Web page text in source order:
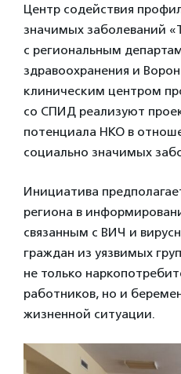
Центр содействия
значимых заболеваний
с региональным
здравоохранения и
клиническим центром
со СПИД реализуют
потенциала НКО в
социально значимых
Инициатива
региона в
связанным с ВИЧ и
граждан из уязвимых
не только
работников, но и
жизненной ситуации.